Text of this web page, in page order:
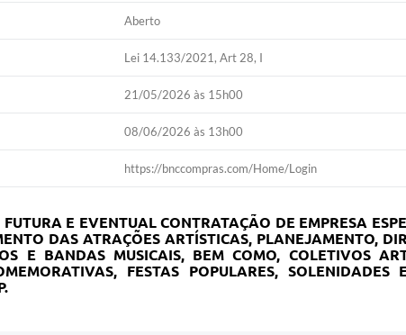
Aberto
Lei 14.133/2021, Art 28, I
21/05/2026 às 15h00
08/06/2026 às 13h00
https://bnccompras.com/Home/Login
FUTURA E EVENTUAL CONTRATAÇÃO DE EMPRESA
DAS ATRAÇÕES ARTÍSTICAS, PLANEJAMENTO,
E BANDAS MUSICAIS, BEM COMO, COLETIVOS
FESTAS POPULARES,
.